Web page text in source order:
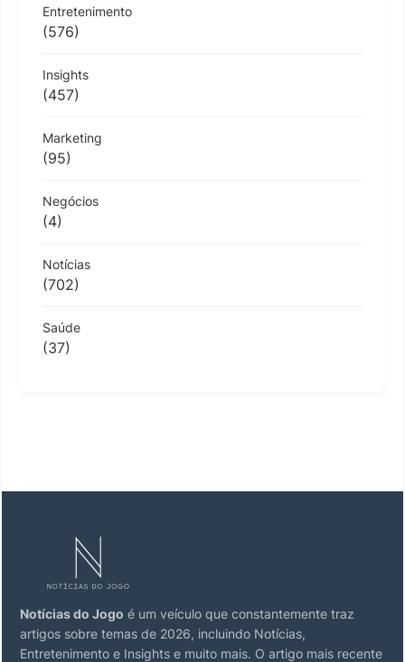
Entretenimento
(576)
Insights
(457)
Marketing
(95)
Negócios
(4)
Notícias
(702)
Saúde
(37)
Notícias do Jogo é um veículo que constantemente traz
artigos sobre temas de 2026, incluindo Notícias,
Entretenimento e Insights e muito mais. O artigo mais recente